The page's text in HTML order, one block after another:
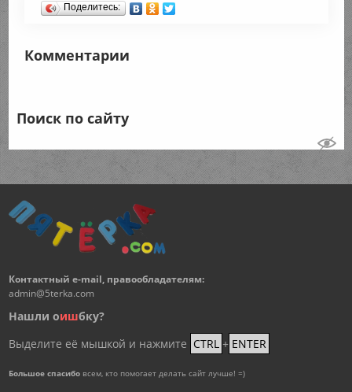
Поделитесь:
Комментарии
Поиск по сайту
Контактный e-mail, правообладателям:
admin@5terka.com
Нашли оишбку?
Выделите её мышкой и нажмите CTRL + ENTER
Большое спасибовсем, кто помогает делать сайт лучше! =)